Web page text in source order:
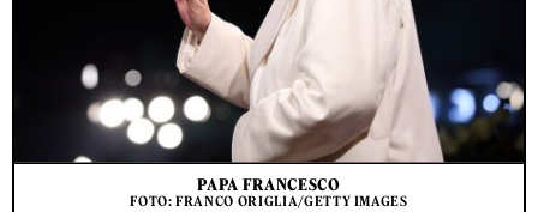
PAPA FRANCESCO
FOTO: FRANCO ORIGLIA/GETTY IMAGES